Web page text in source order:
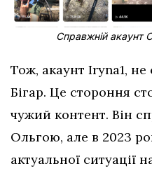
Справжній акаунт
Тож, акаунт Iryna1,
Бігар. Це стороння
чужий контент. Він
Ольгою, але в 2023
актуальної ситуації